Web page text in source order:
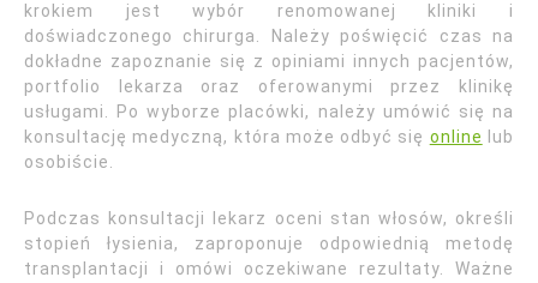
krokiem jest wybór renomowanej kliniki i
doświadczonego chirurga. Należy poświęcić czas na
dokładne zapoznanie się z opiniami innych pacjentów,
portfolio lekarza oraz oferowanymi przez klinikę
usługami. Po wyborze placówki, należy umówić się na
konsultację medyczną, która może odbyć się online
lub
osobiście.
Podczas konsultacji lekarz oceni stan włosów, określi
stopień łysienia, zaproponuje odpowiednią metodę
transplantacji i omówi oczekiwane rezultaty. Ważne